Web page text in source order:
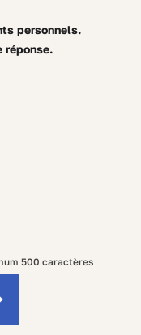
personnels.
réponse.
500 caractères